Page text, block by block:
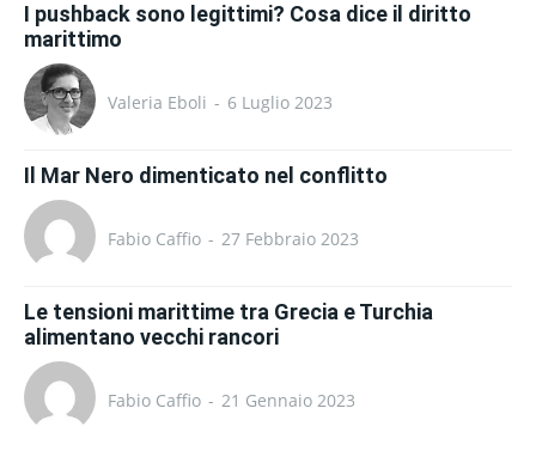
I pushback sono legittimi? Cosa dice il diritto
marittimo
Valeria Eboli - 6 Luglio 2023
Il Mar Nero dimenticato nel conflitto
Fabio Caffio - 27 Febbraio 2023
Le tensioni marittime tra Grecia e Turchia
alimentano vecchi rancori
Fabio Caffio - 21 Gennaio 2023